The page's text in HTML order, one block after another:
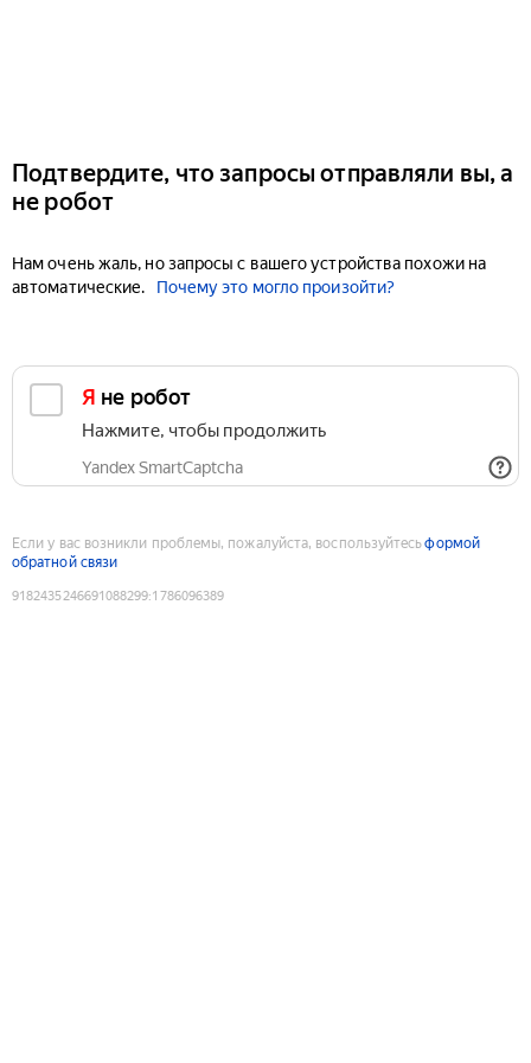
Подтвердите, что запросы отправляли вы, а
не робот
Нам очень жаль, но запросы с вашего устройства похожи на
автоматические.
Почему это могло произойти?
Я не робот
Нажмите, чтобы продолжить
Yandex SmartCaptcha
Если у вас возникли проблемы, пожалуйста, воспользуйтесьформой
обратной связи
9182435246691088299:1786096389